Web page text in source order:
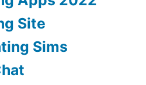
Site
Sims